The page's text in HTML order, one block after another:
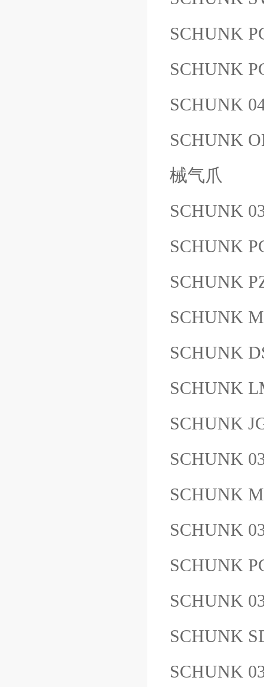
SCHUNK
SCHUNK
SCHUNK
SCHUNK
械气爪
SCHUNK
SCHUNK
SCHUNK
SCHUNK
SCHUNK
SCHUNK
SCHUNK
SCHUNK
SCHUNK
SCHUNK
SCHUNK
SCHUNK
SCHUNK
SCHUNK